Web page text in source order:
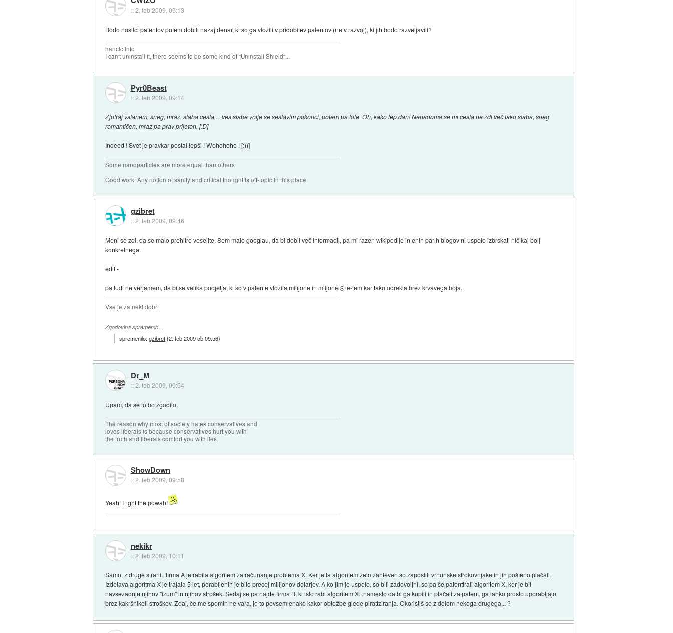
::2. feb 2009, 09:13
Bodo nosilci patentov potem dobili nazaj denar, ki so ga vložili v pridobitev patentov (ne v razvoj), ki jih bodo razveljavili?
hancic.info
I can't uninstall it, there seems to be some kind of "Uninstall Shield"...
Pyr0Beast
::2. feb 2009, 09:14
Zjutraj vstanem, sneg, mraz, slaba cesta,... ves slabe volje se sestavim pokonci, potem pa tole. Oh, kako lep dan! Nenadoma se mi cesta ne zdi več tako slaba, sneg
romantičen, mraz pa prav prijeten. [:D]
Indeed ! Svet je pravkar postal lepši ! Wohohoho ! [:))]
Some nanoparticles are more equal than others
Good work: Any notion of sanity and critical thought is off-topic in this place
gzibret
::2. feb 2009, 09:46
Meni se zdi, da se malo prehitro veselite. Sem malo googlau, da bi dobil več informacij, pa mi razen wikipedije in enih parih blogov ni uspelo izbrskati nič kaj bolj
konkretnega.
edit -
pa tudi ne verjamem, da bi se velika podjetja, ki so v patente vložila milijone in miljone $ le-tem kar tako odrekla brez krvavega boja.
Vse je za neki dobr!
Zgodovina sprememb…
spremenilo:gzibret(2. feb 2009 ob 09:56)
Dr_M
::2. feb 2009, 09:54
Upam, da se to bo zgodilo.
The reason why most of society hates conservatives and
loves liberals is because conservatives hurt you with
the truth and liberals comfort you with lies.
ShowDown
::2. feb 2009, 09:58
Yeah! Fight the powah!
nekikr
::2. feb 2009, 10:11
Samo, z druge strani...firma A je rabila algoritem za računanje problema X. Ker je ta algoritem zelo zahteven so zaposlili vrhunske strokovnjake in jih pošteno plačali.
Izdelava algoritma X je trajala 5 let, porabljenih je bilo precej milijonov dolarjev. A ko jim je uspelo, so bili zadovoljni, so pa še patentirali algoritem X, ker je bil
navsezadnje njihov "izum" in njihov strošek. Sedaj se pa najde firma B, ki isto rabi algoritem X...namesto da bi ga kupili in plačali za patent, ga lahko prosto uporabljajo
brez kakršnikoli stroškov. Zdaj, če me spomin ne vara, je to povsem enako kakor obtožbe glede piratiziranja. Okoristiš se z delom nekoga drugega... ?